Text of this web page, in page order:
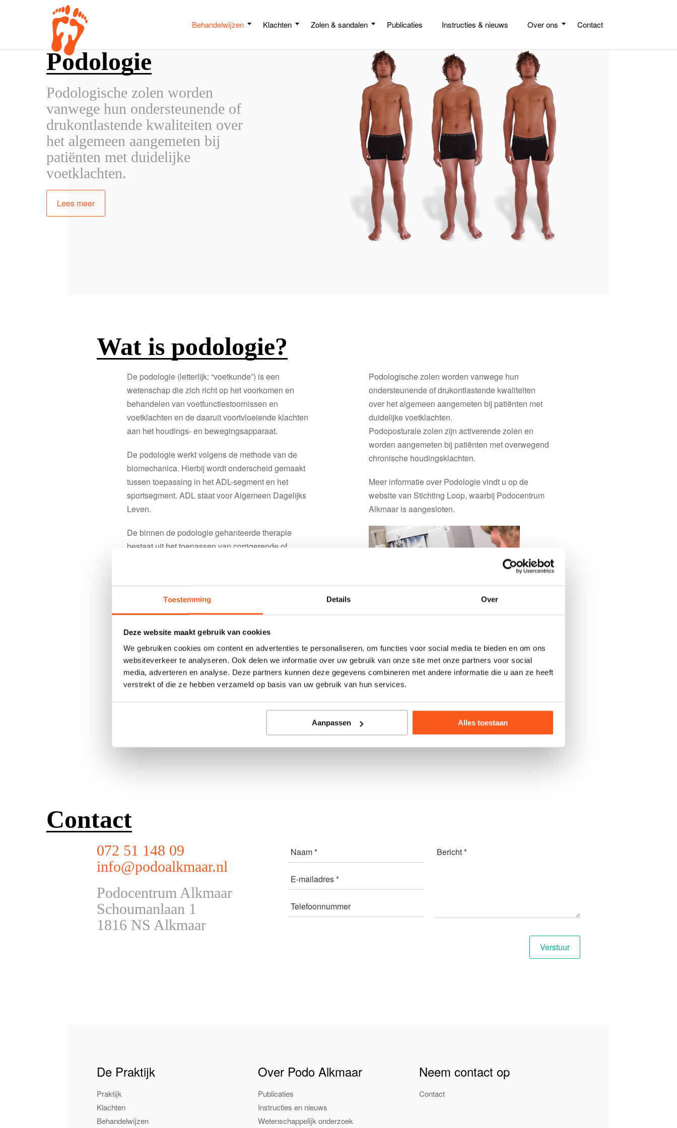
Toestemming Details Over
Deze website maakt gebruik van cookies
We gebruiken cookies om content en advertenties te personaliseren, om functies voor social media te bieden en om ons
websiteverkeer te analyseren. Ook delen we informatie over uw gebruik van onze site met onze partners voor social
media, adverteren en analyse. Deze partners kunnen deze gegevens combineren met andere informatie die u aan ze heeft
verstrekt of die ze hebben verzameld op basis van uw gebruik van hun services.
Aanpassen Alles toestaan
Behandelwijzen Klachten Zolen & sandalen Publicaties Instructies & nieuws Over ons Contact
Podologie
Podologische zolen worden
vanwege hun ondersteunende of
drukontlastende kwaliteiten over
het algemeen aangemeten bij
patiënten met duidelijke
voetklachten.
Lees meer
Wat is podologie?
De podologie (letterlijk: “voetkunde”) is een
wetenschap die zich richt op het voorkomen en
behandelen van voetfunctiestoornissen en
voetklachten en de daaruit voortvloeiende klachten
aan het houdings- en bewegingsapparaat.
De podologie werkt volgens de methode van de
biomechanica. Hierbij wordt onderscheid gemaakt
tussen toepassing in het ADL-segment en het
sportsegment. ADL staat voor Algemeen Dagelijks
Leven.
De binnen de podologie gehanteerde therapie
bestaat uit het toepassen van corrigerende of
patiënten geadviseerd teneinde
voetaandoeningen te voorkomen of te bestrijden.
Podologische zolen worden vanwege hun
ondersteunende of drukontlastende kwaliteiten
over het algemeen aangemeten bij patiënten met
duidelijke voetklachten.
Podoposturale zolen zijn activerende zolen en
worden aangemeten bij patiënten met overwegend
chronische houdingsklachten.
Meer informatie over Podologie vindt u op de
website van Stichting Loop, waarbij Podocentrum
Alkmaar is aangesloten.
Contact
072 51 148 09
info@podoalkmaar.nl
Podocentrum Alkmaar
Schoumanlaan 1
1816 NS Alkmaar
Naam *
E-mailadres *
Telefoonnummer
Bericht *
De Praktijk
Praktijk
Klachten
Behandelwijzen
Over Podo Alkmaar
Publicaties
Instructies en nieuws
Wetenschappelijk onderzoek
Neem contact op
Contact